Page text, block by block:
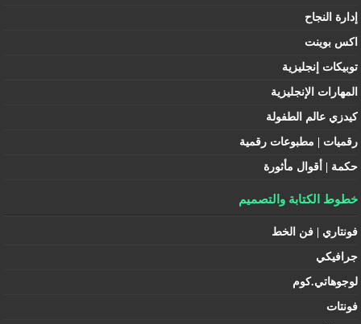
إدارة النجاح
اكس بوينت
توبيكات إنجليزية
المهارات الإنجليزية
كيدزي عالم الطفولة
رقميات | مطبوعات رقمية
حكمة | أقوال مأثورة
خطوط الكتابة والتصميم
فونتاري | فن الخط
جرافيكي
لوجوهاتي.كوم
فونتات